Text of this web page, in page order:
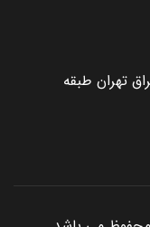
تهران طبقه